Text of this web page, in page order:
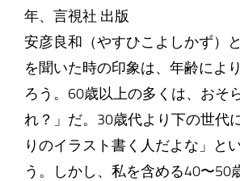
年、言視社 出版
安彦良和（やすひこよしかず）
を聞いた時の印象は、年齢によ
ろう。60歳以上の多くは、おそ
れ？」だ。30歳代より下の世代
りのイラスト書く人だよな」と
う。しかし、私を含める40〜50